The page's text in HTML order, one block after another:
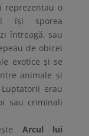
o
își sporea
întreagă, sau
de obicei
exotice și se
animale și
erau
sau criminali
Arcul lui